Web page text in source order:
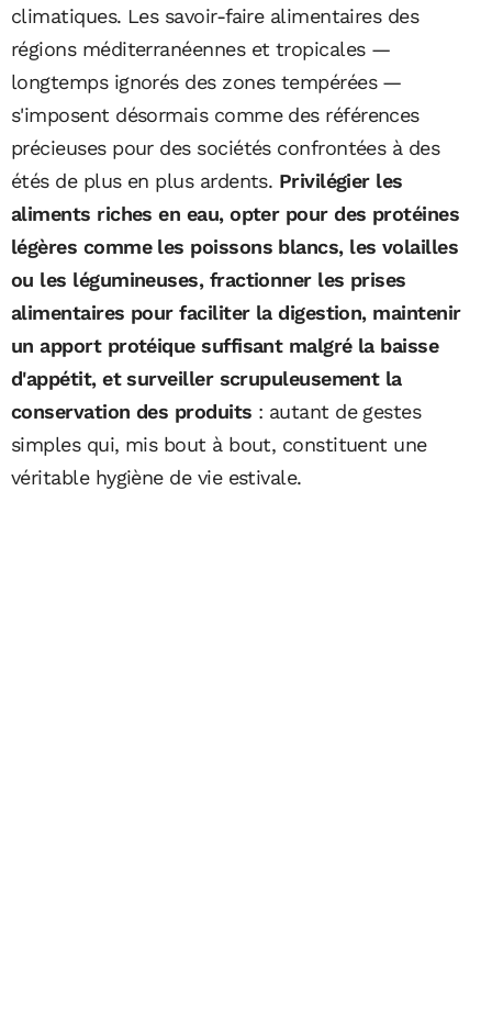
climatiques. Les savoir-faire alimentaires des
régions méditerranéennes et tropicales —
longtemps ignorés des zones tempérées —
s'imposent désormais comme des références
précieuses pour des sociétés confrontées à des
étés de plus en plus ardents. Privilégier les
aliments riches en eau, opter pour des protéines
légères comme les poissons blancs, les volailles
ou les légumineuses, fractionner les prises
alimentaires pour faciliter la digestion, maintenir
un apport protéique suffisant malgré la baisse
d'appétit, et surveiller scrupuleusement la
conservation des produits : autant de gestes
simples qui, mis bout à bout, constituent une
véritable hygiène de vie estivale.